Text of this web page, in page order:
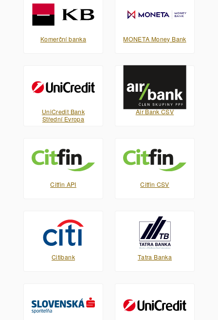
Komerční banka MONETA Money Bank
UniCredit Bank
Střední Evropa
Air Bank CSV
Citfin API Citfin CSV
Citibank Tatra Banka